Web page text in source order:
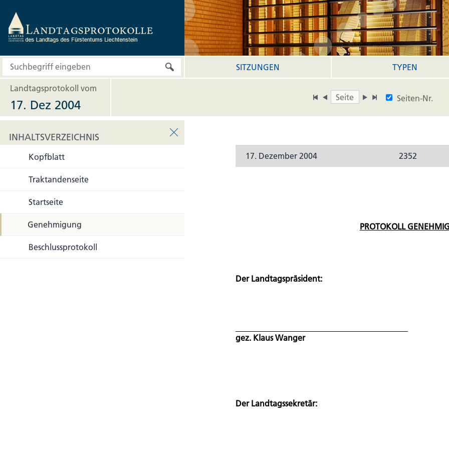
SITZUNGEN TYPEN
Landtagsprotokoll vom
Seiten-Nr.
17. Dez 2004
INHALTSVERZEICHNIS
Kopfblatt
Traktandenseite
Startseite
Genehmigung
Beschlussprotokoll
17. Dezember 2004 2352
PROTOKOLL
Der Landtagspräsident:
gez. Klaus Wanger
Der Landtagssekretär: